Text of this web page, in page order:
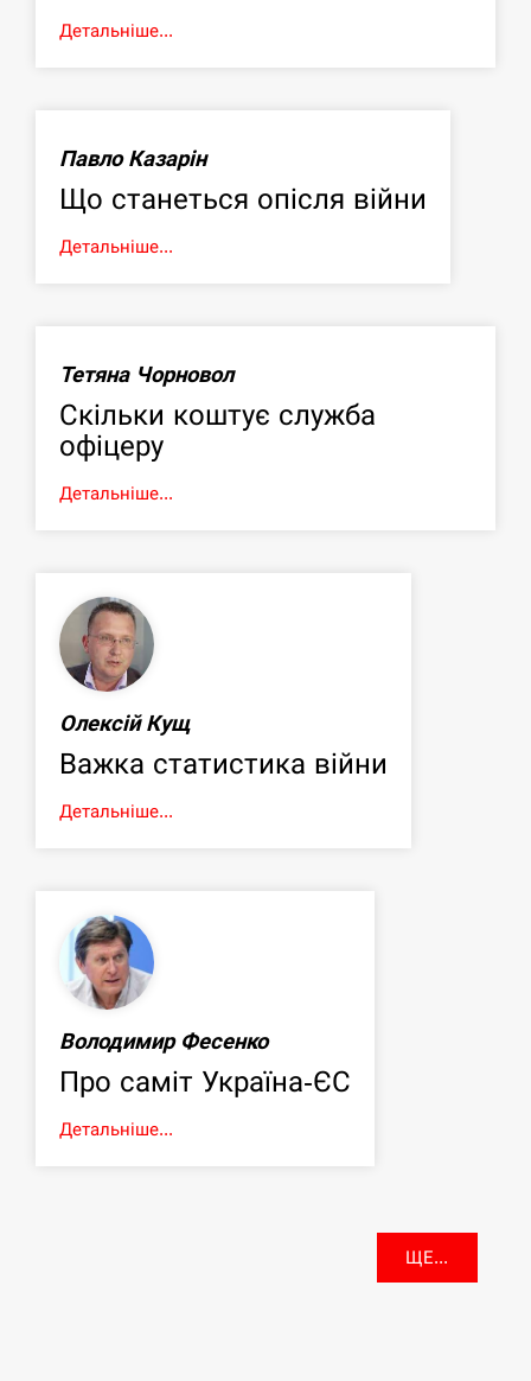
Детальніше...
Павло Казарін
Що станеться опісля війни
Детальніше...
Тетяна Чорновол
Скільки коштує служба
офіцеру
Детальніше...
Олексій Кущ
Важка статистика війни
Детальніше...
Володимир Фесенко
Про саміт Україна-ЄС
Детальніше...
ЩЕ...